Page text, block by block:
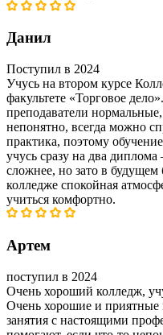
Данил
Поступил в 2024
Учусь на втором курсе
факультете «Торговое
преподаватели
непонятно, всегда можно
практика, поэтому
учусь сразу на два
сложнее, но зато в
колледже спокойная
учиться комфортно.
Артем
поступил в 2024
Очень хороший колледж,
Очень хорошие и приятные
занятия с настоящими